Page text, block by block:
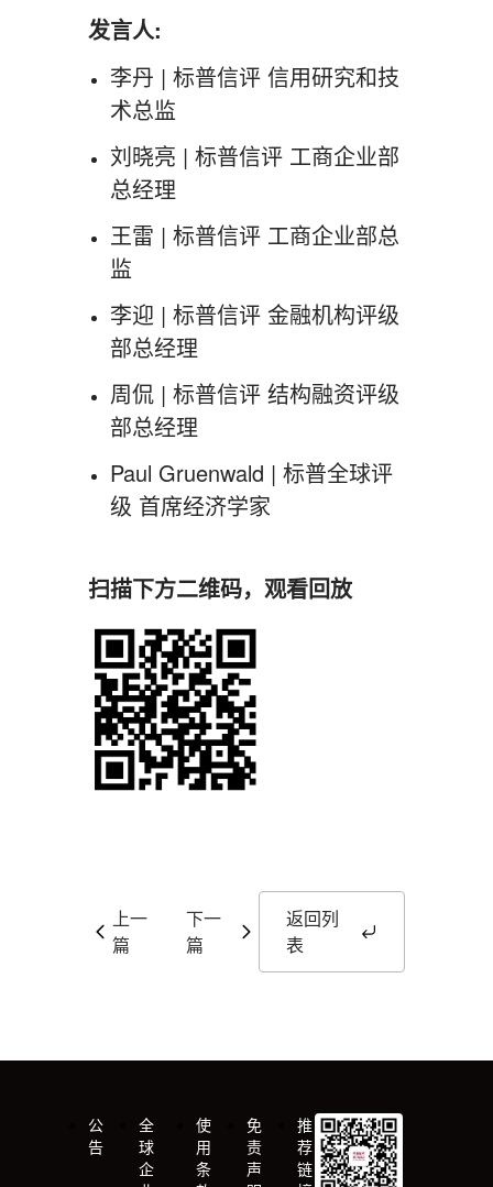
发言人:
李丹 | 标普信评 信用研究和技
术总监
刘晓亮 | 标普信评 工商企业部
总经理
王雷 | 标普信评 工商企业部总
监
李迎 | 标普信评 金融机构评级
部总经理
周侃 | 标普信评 结构融资评级
部总经理
Paul Gruenwald | 标普全球评
级 首席经济学家
扫描下方二维码，观看回放
上一
篇
下一
篇
返回列
表
公
告
全
球
企
使
用
条
免
责
声
推
荐
链